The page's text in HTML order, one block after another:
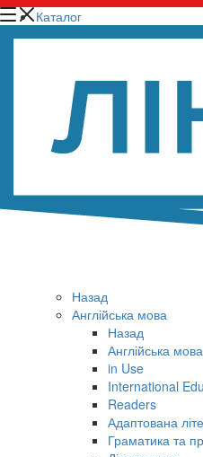
Каталог
Назад
Англійська мова
Назад
Англійська мова
in Use
International
Readers
Адаптована
Граматика та